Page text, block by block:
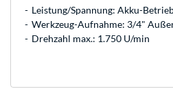
Leistung/Spannung: Akku-
Werkzeug-Aufnahme: 3/4"
Drehzahl max.: 1.750 U/min